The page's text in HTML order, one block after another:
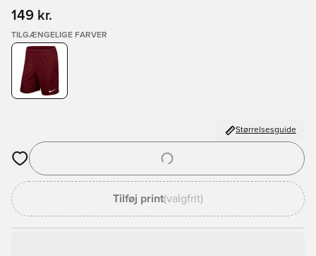
149 kr.
TILGÆNGELIGE FARVER
Størrelsesguide
Åbner en Modal til at logge ind eller tilmelde dig som medlem
Tilføj print(valgfrit)